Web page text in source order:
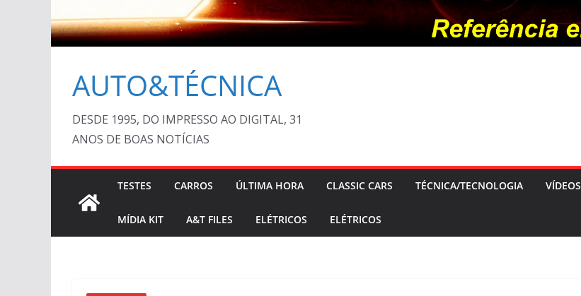
AUTO&TÉCNICA
DESDE 1995, DO IMPRESSO AO DIGITAL, 31
ANOS DE BOAS NOTÍCIAS
TESTES CARROS ÚLTIMA HORA CLASSIC CARS TÉCNICA/TECNOLOGIA VÍDEOS
MÍDIA KIT A&T FILES ELÉTRICOS ELÉTRICOS